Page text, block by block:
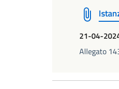
21-04-
Allegato